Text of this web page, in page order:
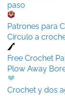
paso
Patrones para
Círculo a
Free Crochet
Plow Away
Crochet y dos